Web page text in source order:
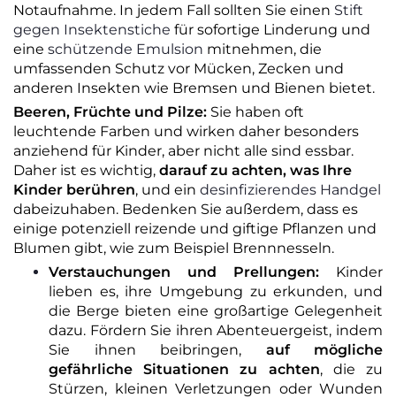
Notaufnahme. In jedem Fall sollten Sie einen Stift
gegen Insektenstiche für sofortige Linderung und
eine schützende Emulsion mitnehmen, die
umfassenden Schutz vor Mücken, Zecken und
anderen Insekten wie Bremsen und Bienen bietet.
Beeren, Früchte und Pilze: Sie haben oft
leuchtende Farben und wirken daher besonders
anziehend für Kinder, aber nicht alle sind essbar.
Daher ist es wichtig, darauf zu achten, was Ihre
Kinder berühren, und ein desinfizierendes Handgel
dabeizuhaben. Bedenken Sie außerdem, dass es
einige potenziell reizende und giftige Pflanzen und
Blumen gibt, wie zum Beispiel Brennnesseln.
Verstauchungen und Prellungen: Kinder
lieben es, ihre Umgebung zu erkunden, und
die Berge bieten eine großartige Gelegenheit
dazu. Fördern Sie ihren Abenteuergeist, indem
Sie ihnen beibringen, auf mögliche
gefährliche Situationen zu achten, die zu
Stürzen, kleinen Verletzungen oder Wunden